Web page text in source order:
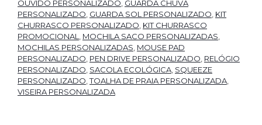
OUVIDO PERSONALIZADO GUARDA CHUVA
PERSONALIZADO GUARDA SOL PERSONALIZADO KIT
CHURRASCO PERSONALIZADO KIT CHURRASCO
PROMOCIONAL
MOCHILA SACO PERSONALIZADAS
MOCHILAS PERSONALIZADAS MOUSE PAD
PERSONALIZADO PEN DRIVE PERSONALIZADO RELÓGIO
PERSONALIZADO SACOLA ECOLÓGICA SQUEEZE
PERSONALIZADO ,TOALHA DE PRAIA PERSONALIZADA
VISEIRA PERSONALIZADA